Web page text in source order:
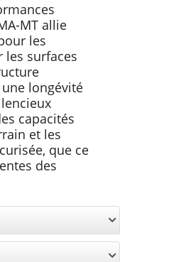
MT allie
les
les surfaces
longévité
capacités
et les
que ce
des